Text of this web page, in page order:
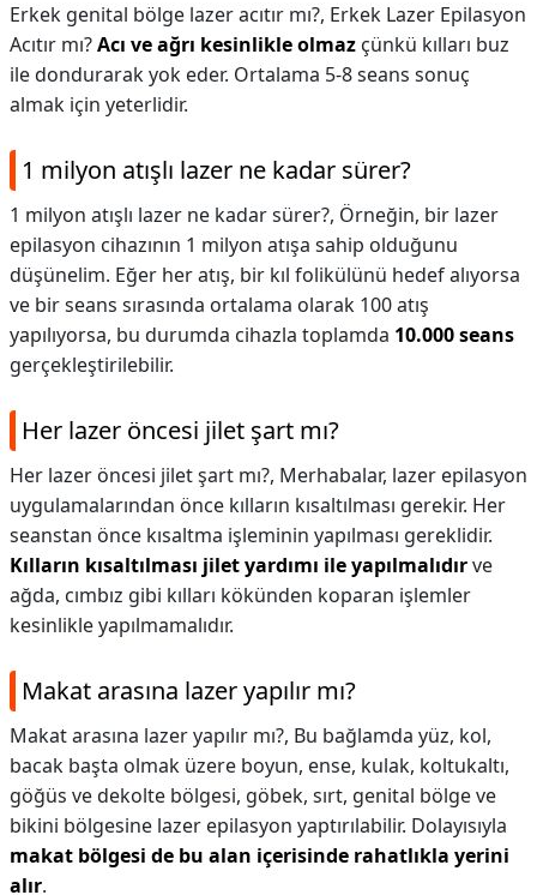
Erkek genital bölge lazer acıtır mı?, Erkek Lazer Epilasyon
Acıtır mı?Acı ve ağrı kesinlikle olmaz çünkü kılları buz
ile dondurarak yok eder. Ortalama 5-8 seans sonuç
almak için yeterlidir.
1 milyon atışlı lazer ne kadar sürer?
1 milyon atışlı lazer ne kadar sürer?, Örneğin, bir lazer
epilasyon cihazının 1 milyon atışa sahip olduğunu
düşünelim. Eğer her atış, bir kıl folikülünü hedef alıyorsa
ve bir seans sırasında ortalama olarak 100 atış
yapılıyorsa, bu durumda cihazla toplamda 10.000 seans
gerçekleştirilebilir.
Her lazer öncesi jilet şart mı?
Her lazer öncesi jilet şart mı?, Merhabalar, lazer epilasyon
uygulamalarından önce kılların kısaltılması gerekir. Her
seanstan önce kısaltma işleminin yapılması gereklidir.
Kılların kısaltılması jilet yardımı ile yapılmalıdırve
ağda, cımbız gibi kılları kökünden koparan işlemler
kesinlikle yapılmamalıdır.
Makat arasına lazer yapılır mı?
Makat arasına lazer yapılır mı?, Bu bağlamda yüz, kol,
bacak başta olmak üzere boyun, ense, kulak, koltukaltı,
göğüs ve dekolte bölgesi, göbek, sırt, genital bölge ve
bikini bölgesine lazer epilasyon yaptırılabilir. Dolayısıyla
makat bölgesi de bu alan içerisinde rahatlıkla yerini
alır.